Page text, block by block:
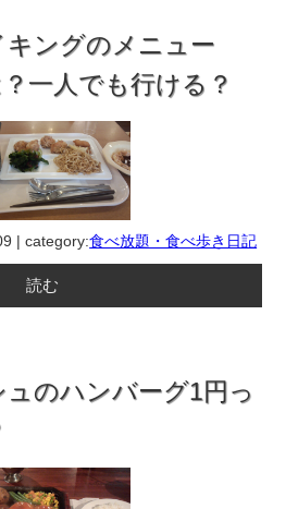
キングのメニュー
一人でも行ける？
| category:食べ放題・食べ歩き日記
読む
のハンバーグ1円っ